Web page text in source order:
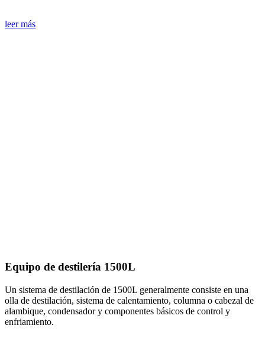
leer más
Equipo de destilería 1500L
Un sistema de destilación de 1500L generalmente consiste en una
olla de destilación, sistema de calentamiento, columna o cabezal de
alambique, condensador y componentes básicos de control y
enfriamiento.